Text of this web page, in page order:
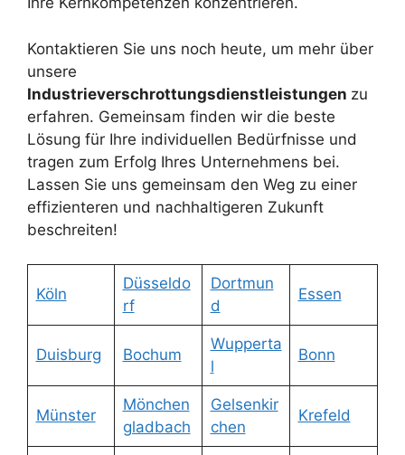
Kontaktieren Sie uns noch heute, um mehr über
unsere
Industrieverschrottungsdienstleistungen zu
erfahren. Gemeinsam finden wir die beste
Lösung für Ihre individuellen Bedürfnisse und
tragen zum Erfolg Ihres Unternehmens bei.
Lassen Sie uns gemeinsam den Weg zu einer
effizienteren und nachhaltigeren Zukunft
beschreiten!
Köln
Düsseldo
rf
Dortmun
d
Essen
Duisburg Bochum
Wupperta
l
Bonn
Münster
Mönchen
gladbach
Gelsenkir
chen
Krefeld